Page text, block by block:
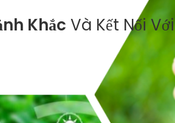
Khắc Và Kết Nối Với